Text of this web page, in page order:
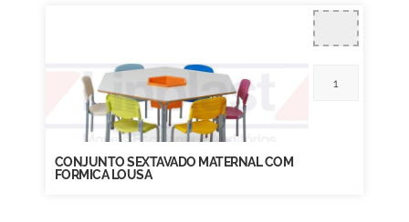
CONJUNTO SEXTAVADO MATERNAL COM
FORMICA LOUSA